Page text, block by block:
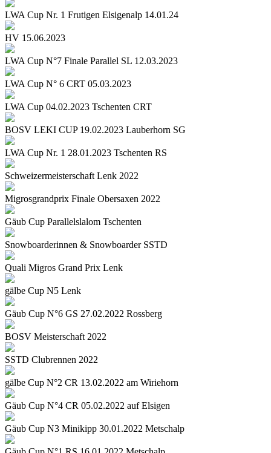
LWA Cup Nr. 1 Frutigen Elsigenalp 14.01.24
HV 15.06.2023
LWA Cup N°7 Finale Parallel SL 12.03.2023
LWA Cup N° 6 CRT 05.03.2023
LWA Cup 04.02.2023 Tschenten CRT
BOSV LEKI CUP 19.02.2023 Lauberhorn SG
LWA Cup Nr. 1 28.01.2023 Tschenten RS
Schweizermeisterschaft Lenk 2022
Migrosgrandprix Finale Obersaxen 2022
Gäub Cup Parallelslalom Tschenten
Snowboarderinnen & Snowboarder SSTD
Quali Migros Grand Prix Lenk
gälbe Cup N5 Lenk
Gäub Cup N°6 GS 27.02.2022 Rossberg
BOSV Meisterschaft 2022
SSTD Clubrennen 2022
gälbe Cup N°2 CR 13.02.2022 am Wiriehorn
Gäub Cup N°4 CR 05.02.2022 auf Elsigen
Gäub Cup N3 Minikipp 30.01.2022 Metschalp